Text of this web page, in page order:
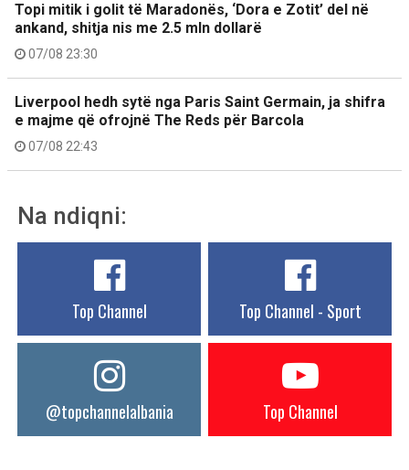
Topi mitik i golit të Maradonës, ‘Dora e Zotit’ del në
ankand, shitja nis me 2.5 mln dollarë
07/08 23:30
Liverpool hedh sytë nga Paris Saint Germain, ja shifra
e majme që ofrojnë The Reds për Barcola
07/08 22:43
Na ndiqni:
Top Channel Top Channel - Sport
@topchannelalbania Top Channel